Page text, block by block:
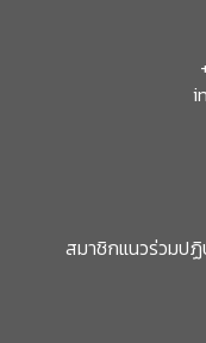
สมาชิกแนวร่วมป